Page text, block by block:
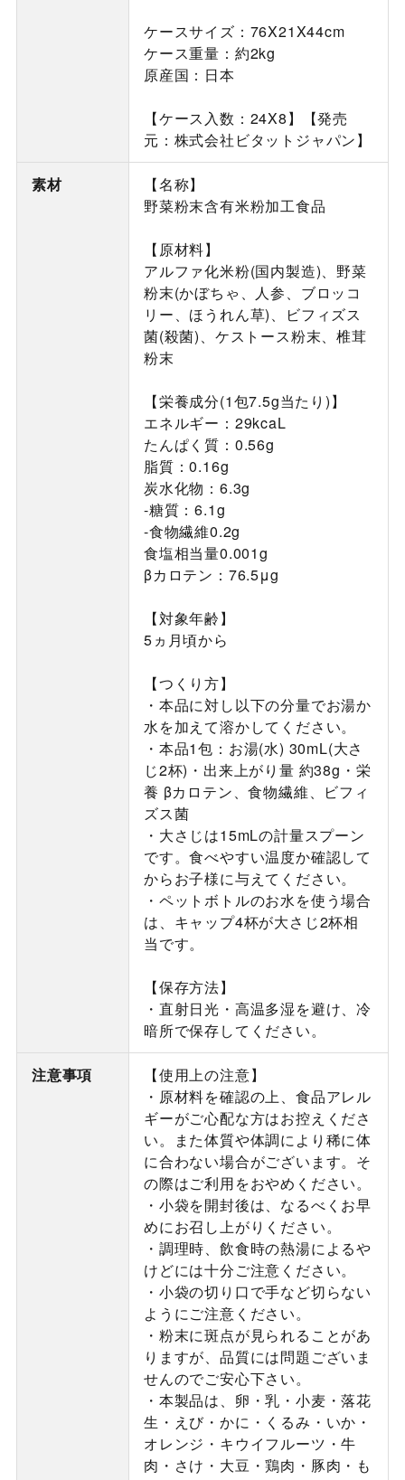
ケースサイズ：76X21X44cm
ケース重量：約2kg
原産国：日本
【ケース入数：24X8】【発売
元：株式会社ビタットジャパン】
素材
【名称】
野菜粉末含有米粉加工食品
【原材料】
アルファ化米粉(国内製造)、野菜
粉末(かぼちゃ、人参、ブロッコ
リー、ほうれん草)、ビフィズス
菌(殺菌)、ケストース粉末、椎茸
粉末
【栄養成分(1包7.5g当たり)】
エネルギー：29kcaL
たんぱく質：0.56g
脂質：0.16g
炭水化物：6.3g
-糖質：6.1g
-食物繊維0.2g
食塩相当量0.001g
βカロテン：76.5μg
【対象年齢】
5ヵ月頃から
【つくり方】
・本品に対し以下の分量でお湯か
水を加えて溶かしてください。
・本品1包：お湯(水) 30mL(大さ
じ2杯)・出来上がり量 約38g・栄
養 βカロテン、食物繊維、ビフィ
ズス菌
・大さじは15mLの計量スプーン
です。食べやすい温度か確認して
からお子様に与えてください。
・ペットボトルのお水を使う場合
は、キャップ4杯が大さじ2杯相
当です。
【保存方法】
・直射日光・高温多湿を避け、冷
暗所で保存してください。
注意事項
【使用上の注意】
・原材料を確認の上、食品アレル
ギーがご心配な方はお控えくださ
い。また体質や体調により稀に体
に合わない場合がございます。そ
の際はご利用をおやめください。
・小袋を開封後は、なるべくお早
めにお召し上がりください。
・調理時、飲食時の熱湯によるや
けどには十分ご注意ください。
・小袋の切り口で手など切らない
ようにご注意ください。
・粉末に斑点が見られることがあ
りますが、品質には問題ございま
せんのでご安心下さい。
・本製品は、卵・乳・小麦・落花
生・えび・かに・くるみ・いか・
オレンジ・キウイフルーツ・牛
肉・さけ・大豆・鶏肉・豚肉・も